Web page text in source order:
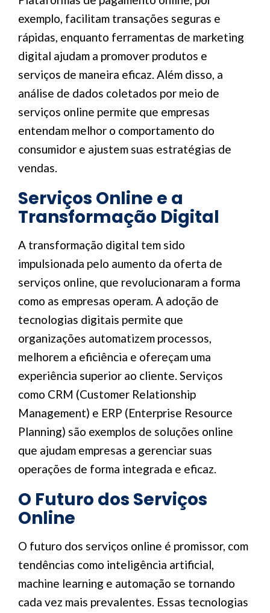
exemplo, facilitam transações seguras e
rápidas, enquanto ferramentas de marketing
digital ajudam a promover produtos e
serviços de maneira eficaz. Além disso, a
análise de dados coletados por meio de
serviços online permite que empresas
entendam melhor o comportamento do
consumidor e ajustem suas estratégias de
vendas.
Serviços Online e a
Transformação Digital
A transformação digital tem sido
impulsionada pelo aumento da oferta de
serviços online, que revolucionaram a forma
como as empresas operam. A adoção de
tecnologias digitais permite que
organizações automatizem processos,
melhorem a eficiência e ofereçam uma
experiência superior ao cliente. Serviços
como CRM (Customer Relationship
Management) e ERP (Enterprise Resource
Planning) são exemplos de soluções online
que ajudam empresas a gerenciar suas
operações de forma integrada e eficaz.
O Futuro dos Serviços
Online
O futuro dos serviços online é promissor, com
tendências como inteligência artificial,
machine learning e automação se tornando
cada vez mais prevalentes. Essas tecnologias